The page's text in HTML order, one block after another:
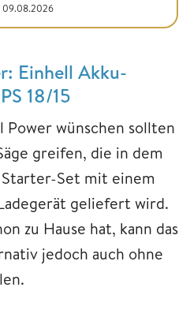
09.08.2026
Einhell Akku-
18/15
wünschen sollten
greifen, die in dem
Set mit einem
geliefert wird.
zu Hause hat, kann das
jedoch auch ohne